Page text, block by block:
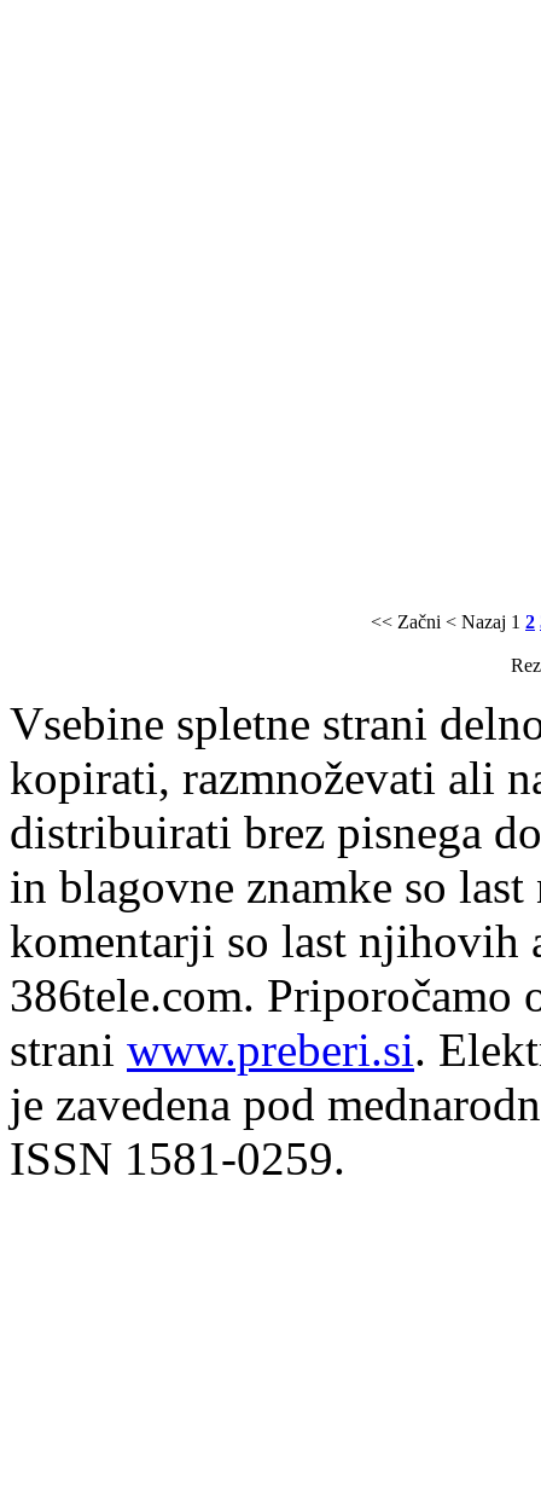
<< Začni < Nazaj 1 2
Vsebine spletne strani
kopirati, razmnoževati ali
distribuirati brez pisnega
in blagovne znamke so
komentarji so last njihovih
386tele.com. Priporočamo
strani www.preberi.si.
je zavedena pod
ISSN 1581-0259.